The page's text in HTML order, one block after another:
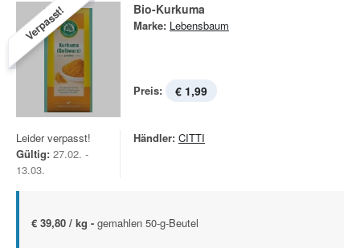
Verpasst! Bio-Kurkuma
Marke: Lebensbaum
Preis: € 1,99
Leider verpasst!
Gültig: 27.02. -
13.03.
Händler: CITTI
€ 39,80 / kg - gemahlen 50-g-Beutel